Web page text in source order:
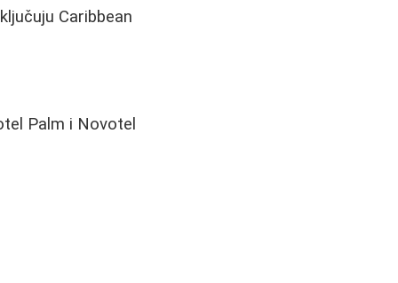
Caribbean
Palm i Novotel